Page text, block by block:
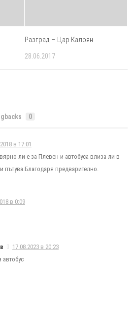
Разград – Цар Калоян
28.06.2017
0
в 17:01
ли е за Плевен и автобуса влиза ли в
пътува.Благодаря предварително.
в 0:09
17.08.2023 в 20:23
автобус